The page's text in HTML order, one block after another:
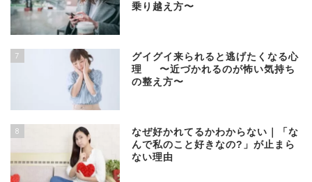
乗り越え方〜
7
グイグイ来られると逃げたくなる心
理 〜近づかれるのが怖い気持ち
の整え方〜
8
なぜ好かれてるかわからない｜「な
んで私のこと好きなの?」が止まら
ない理由